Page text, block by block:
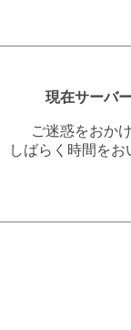
現在サーバ
ご迷惑をおか
しばらく時間を